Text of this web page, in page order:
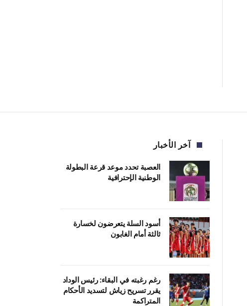
آخر الأخبار
العصبة تحدد موعد قرعة البطولة
الوطنية الإحترافية
أسود السلة يتعرضون لخسارة
ثالثة أمام الغابون
رغم رغبته في البقاء: رئيس الوداد
يقرر تسريح زياش لتسديد الأحكام
المتراكمة